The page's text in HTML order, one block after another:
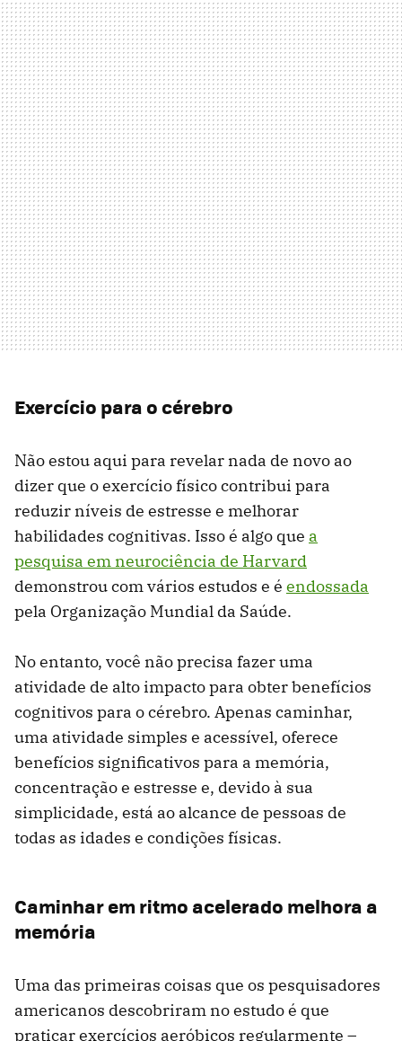
Exercício para o cérebro
Não estou aqui para revelar nada de novo ao
dizer que o exercício físico contribui para
reduzir níveis de estresse e melhorar
habilidades cognitivas. Isso é algo que a
pesquisa em neurociência de Harvard
demonstrou com vários estudos e é endossada
pela Organização Mundial da Saúde.
No entanto, você não precisa fazer uma
atividade de alto impacto para obter benefícios
cognitivos para o cérebro. Apenas caminhar,
uma atividade simples e acessível, oferece
benefícios significativos para a memória,
concentração e estresse e, devido à sua
simplicidade, está ao alcance de pessoas de
todas as idades e condições físicas.
Caminhar em ritmo acelerado melhora a
memória
Uma das primeiras coisas que os pesquisadores
americanos descobriram no estudo é que
praticar exercícios aeróbicos regularmente –